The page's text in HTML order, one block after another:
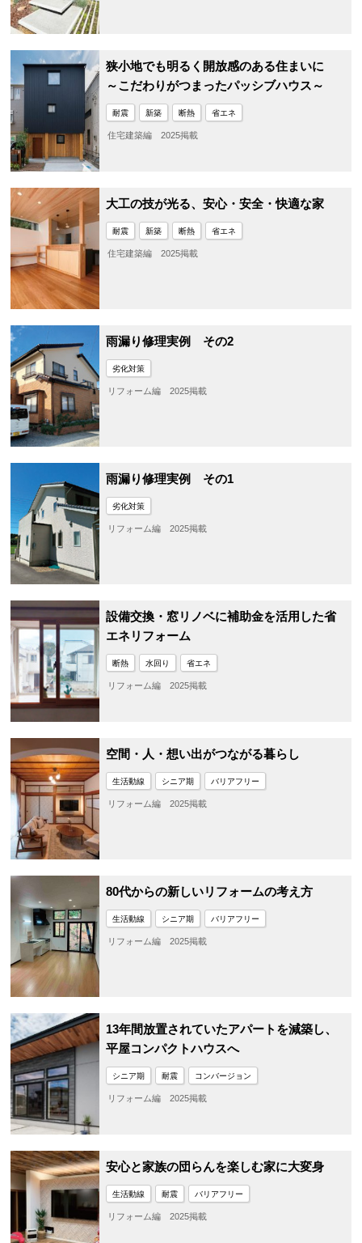
狭小地でも明るく開放感のある住まいに
～こだわりがつまったパッシブハウス～
耐震 新築 断熱 省エネ
住宅建築編 2025掲載
大工の技が光る、安心・安全・快適な家
耐震 新築 断熱 省エネ
住宅建築編 2025掲載
雨漏り修理実例 その2
劣化対策
リフォーム編 2025掲載
雨漏り修理実例 その1
劣化対策
リフォーム編 2025掲載
設備交換・窓リノベに補助金を活用した省
エネリフォーム
断熱 水回り 省エネ
リフォーム編 2025掲載
空間・人・想い出がつながる暮らし
生活動線 シニア期 バリアフリー
リフォーム編 2025掲載
80代からの新しいリフォームの考え方
生活動線 シニア期 バリアフリー
リフォーム編 2025掲載
13年間放置されていたアパートを減築し、
平屋コンパクトハウスへ
シニア期 耐震 コンバージョン
リフォーム編 2025掲載
安心と家族の団らんを楽しむ家に大変身
生活動線 耐震 バリアフリー
リフォーム編 2025掲載